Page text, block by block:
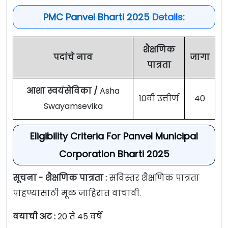
PMC Panvel Bharti 2025 Details:
पदांचे नाव
शैक्षणिक
पात्रता
जागा
आशा स्वयंसेविका / Asha
Swayamsevika
10वी उत्तीर्ण 40
Eligibility Criteria For Panvel Municipal
Corporation Bharti 2025
सूचना - शैक्षणिक पात्रता :सविस्तर शैक्षणिक पात्रता
पाहण्यासाठी मूळ जाहिरात वाचावी.
वयाची अट :20 ते 45 वर्षे